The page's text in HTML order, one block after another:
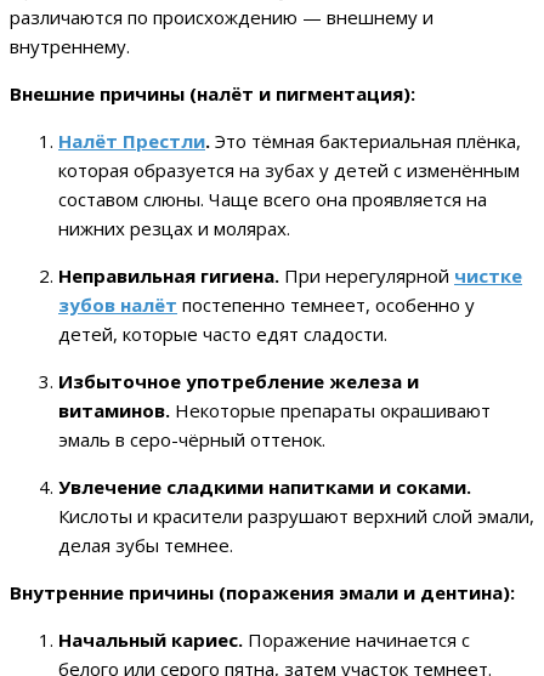
различаются по происхождению — внешнему и
внутреннему.
Внешние причины (налёт и пигментация):
Налёт Престли. Это тёмная бактериальная плёнка,
которая образуется на зубах у детей с изменённым
составом слюны. Чаще всего она проявляется на
нижних резцах и молярах.
Неправильная гигиена. При нерегулярной чистке
зубов налёт постепенно темнеет, особенно у
детей, которые часто едят сладости.
Избыточное употребление железа и
витаминов. Некоторые препараты окрашивают
эмаль в серо-чёрный оттенок.
Увлечение сладкими напитками и соками.
Кислоты и красители разрушают верхний слой эмали,
делая зубы темнее.
Внутренние причины (поражения эмали и дентина):
Начальный кариес. Поражение начинается с
белого или серого пятна, затем участок темнеет.